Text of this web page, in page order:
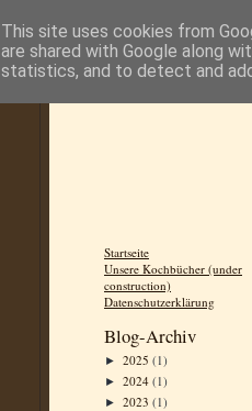
Startseite
Unsere Kochbücher (under
construction)
Datenschutzerklärung
Blog-Archiv
► 2025 (1)
► 2024 (1)
► 2023 (1)
This site uses cookies from
are shared with Google along
statistics, and to detect and